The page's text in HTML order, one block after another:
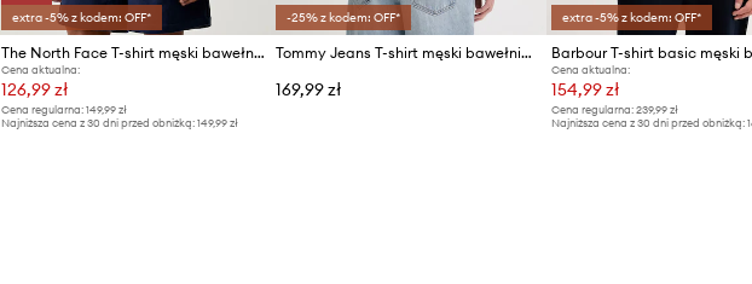
extra -5% z kodem: OFF*
The North Face T-shirt męski bawełniany Essential Center Logo
Cena aktualna:
126,99 zł
Cena regularna:149,99 zł
Najniższa cena z 30 dni przed obniżką:149,99 zł
-25% z kodem: OFF*
Tommy Jeans T-shirt męski bawełniany
169,99 zł
extra -5% z kodem: OFF*
Cena aktualna:
154,99 zł
Cena regularna: 239,99 zł
Najniższa cena z 30 dni przed obniżką: